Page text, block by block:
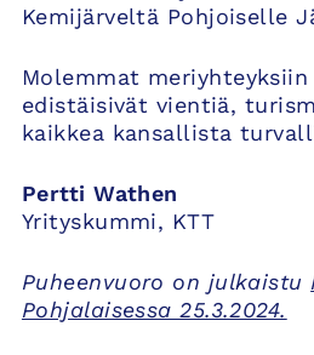
Kemijärveltä Pohjoiselle
Molemmat
edistäisivät vientiä,
kaikkea kansallista
Pertti Wathen
Yrityskummi, KTT
Puheenvuoro on julkaistu
Pohjalaisessa 25.3.2024.